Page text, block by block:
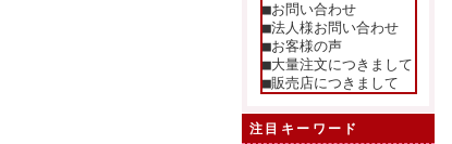
■お問い合わせ
■法人様お問い合わせ
■お客様の声
■大量注文につきまして
■販売店につきまして
注目キーワード